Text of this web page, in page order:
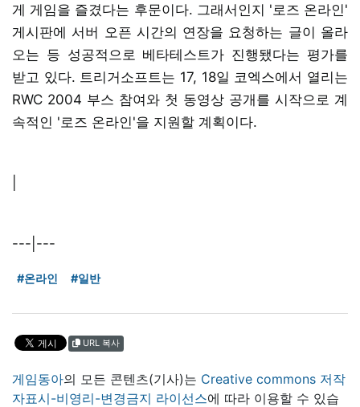
게 게임을 즐겼다는 후문이다. 그래서인지 '로즈 온라인'
게시판에 서버 오픈 시간의 연장을 요청하는 글이 올라
오는 등 성공적으로 베타테스트가 진행됐다는 평가를
받고 있다. 트리거소프트는 17, 18일 코엑스에서 열리는
RWC 2004 부스 참여와 첫 동영상 공개를 시작으로 계
속적인 '로즈 온라인'을 지원할 계획이다.
---|---
#온라인 #일반
URL 복사
게임동아의 모든 콘텐츠(기사)는 Creative commons 저작
자표시-비영리-변경금지 라이선스에 따라 이용할 수 있습